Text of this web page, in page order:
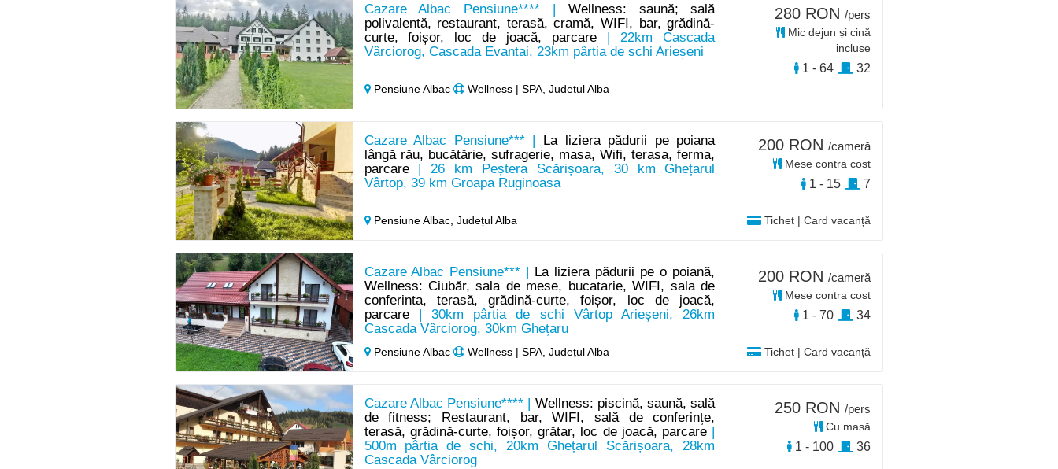
Cazare Albac Pensiune**** | Wellness: saună; sală
polivalentă, restaurant, terasă, cramă, WIFI, bar, grădină-
curte, foișor, loc de joacă, parcare | 22km Cascada
Vârciorog, Cascada Evantai, 23km pârtia de schi Arieșeni
Pensiune Albac Wellness | SPA, Județul Alba
280 RON /pers
Mic dejun și cină
incluse
1 - 64 32
Cazare Albac Pensiune*** |
La liziera pădurii pe poiana
lângă rău, bucătărie, sufragerie, masa, Wifi, terasa, ferma,
parcare| 26 km Peștera Scărișoara, 30 km Ghețarul
Vârtop, 39 km Groapa Ruginoasa
Pensiune Albac, Județul Alba Tichet | Card vacanță
200 RON /cameră
Mese contra cost
1 - 15 7
Cazare Albac Pensiune*** |
La liziera pădurii pe o poiană,
Wellness: Ciubăr, sala de mese, bucatarie, WIFI, sala de
conferinta, terasă, grădină-curte, foișor, loc de joacă,
parcare| 30km pârtia de schi Vârtop Arieșeni, 26km
Cascada Vârciorog, 30km Ghețaru
Pensiune Albac Wellness | SPA, Județul Alba Tichet | Card vacanță
200 RON /cameră
Mese contra cost
1 - 70 34
Cazare Albac Pensiune**** | Wellness: piscină, saună, sală
de fitness; Restaurant, bar, WIFI, sală de conferințe,
terasă, grădină-curte, foișor, grătar, loc de joacă, parcare
500m pârtia de schi, 20km Ghețarul Scărișoara, 28km
Cascada Vârciorog
250 RON /pers
Cu masă
1 - 100 36